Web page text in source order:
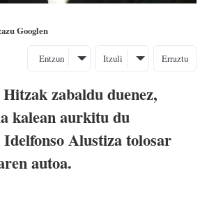
Googlen
Entzun Itzuli Erraztu
zabaldu duenez,
kalean aurkitu du
Alustiza tolosar
autoa.